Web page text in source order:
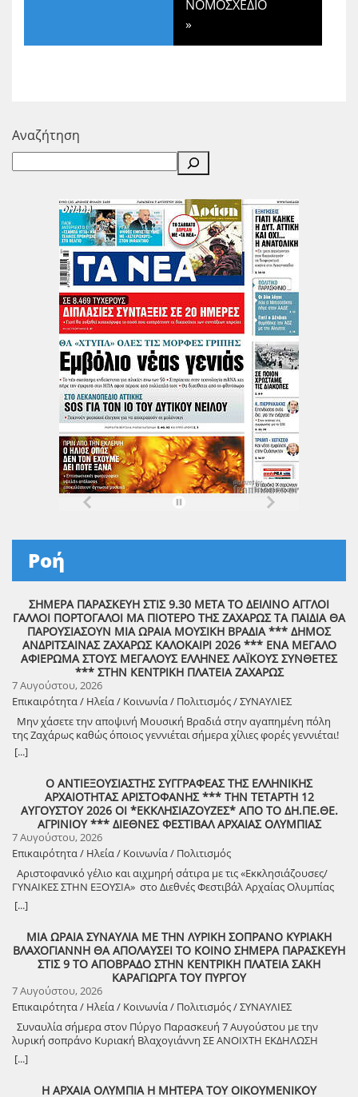
ΝΟΜΟΣΧΕΔΙΟ
»
Αναζήτηση
Ροή
ΣΗΜΕΡΑ ΠΑΡΑΣΚΕΥΗ ΣΤΙΣ 9.30 ΜΕΤΑ ΤΟ ΔΕΙΛΙΝΟ ΑΓΓΛΟΙ
ΓΑΛΛΟΙ ΠΟΡΤΟΓΑΛΟΙ ΜΑ ΠΙΟΤΕΡΟ ΤΗΣ ΖΑΧΑΡΩΣ ΤΑ ΠΑΙΔΙΑ ΘΑ
ΠΑΡΟΥΣΙΑΣΟΥΝ ΜΙΑ ΩΡΑΙΑ ΜΟΥΣΙΚΗ ΒΡΑΔΙΑ *** ΔΗΜΟΣ
ΑΝΔΡΙΤΣΑΙΝΑΣ ΖΑΧΑΡΩΣ ΚΑΛΟΚΑΙΡΙ 2026 *** ΕΝΑ ΜΕΓΑΛΟ
ΑΦΙΕΡΩΜΑ ΣΤΟΥΣ ΜΕΓΑΛΟΥΣ ΕΛΛΗΝΕΣ ΛΑΪΚΟΥΣ ΣΥΝΘΕΤΕΣ
*** ΣΤΗΝ ΚΕΝΤΡΙΚΗ ΠΛΑΤΕΙΑ ΖΑΧΑΡΩΣ
7 Αυγούστου, 2026
Επικαιρότητα / Ηλεία / Κοινωνία / Πολιτισμός / ΣΥΝΑΥΛΙΕΣ
Μην χάσετε την αποψινή Μουσική Βραδιά στην αγαπημένη πόλη
της Ζαχάρως καθώς όποιος γεννιέται σήμερα χίλιες φορές γεννιέται!
[...]
Ο ΑΝΤΙΕΞΟΥΣΙΑΣΤΗΣ ΣΥΓΓΡΑΦΕΑΣ ΤΗΣ ΕΛΛΗΝΙΚΗΣ
ΑΡΧΑΙΟΤΗΤΑΣ ΑΡΙΣΤΟΦΑΝΗΣ *** ΤΗΝ ΤΕΤΑΡΤΗ 12
ΑΥΓΟΥΣΤΟΥ 2026 ΟΙ *ΕΚΚΛΗΣΙΑΖΟΥΖΕΣ* ΑΠΟ ΤΟ ΔΗ.ΠΕ.ΘΕ.
ΑΓΡΙΝΙΟΥ *** ΔΙΕΘΝΕΣ ΦΕΣΤΙΒΑΛ ΑΡΧΑΙΑΣ ΟΛΥΜΠΙΑΣ
7 Αυγούστου, 2026
Επικαιρότητα / Ηλεία / Κοινωνία / Πολιτισμός
Αριστοφανικό γέλιο και αιχμηρή σάτιρα με τις «Εκκλησιάζουσες/
ΓΥΝΑΙΚΕΣ ΣΤΗΝ ΕΞΟΥΣΙΑ» στο Διεθνές Φεστιβάλ Αρχαίας Ολυμπίας
Την Τετάρτη 12 Αυγούστου, στις 21:30, το Διεθνές Φεστιβάλ
Αρχαίας Ολυμπίας παρουσιάζει τις «Εκκλησιάζουσες» του
πολιτική κωμωδία, γεμάτη ευρηματικό χιούμορ και καυστική σάτιρα,
που θέτει διαχρονικά ερωτήματα για την εξουσία, τη δημοκρατία και
την αναζήτηση μιας δικαιότερης κοινωνίας. Τι μπορεί να συμβεί αν
μια μέρα οι γυναίκες αναλάβουν την διακυβέρνηση της χώρας; Την
απάντηση θα ανακαλύψουμε στις ΕΚΚΛΗΣΙΑΖΟΥΣΕΣ, την
ανατρεπτική κωμωδία του Αριστοφάνη, σε μια μουσική παράσταση
γεμάτη φαντασία, χρώμα και ρυθμό που ανεβαίνει με την
σκηνοθετική υπογραφή του Θέμη Μουμουλίδη με τίτλο:
Εκκλησιάζουσες | ΓΥΝΑΙΚΕΣ ΣΤΗΝ ΕΞΟΥΣΙΑ Πρόκειται για μια
πρωτότυπη διασκευή όπου η μουσική κυριαρχεί, συνδυάζοντας
τζαζ ηχόχρωμα και τη σκοτεινιά του καμπαρέ. Δέκα εξαιρετικοί
[...]
ΜΙΑ ΩΡΑΙΑ ΣΥΝΑΥΛΙΑ ΜΕ ΤΗΝ ΛΥΡΙΚΗ ΣΟΠΡΑΝΟ ΚΥΡΙΑΚΗ
ΒΛΑΧΟΓΙΑΝΝΗ ΘΑ ΑΠΟΛΑΥΣΕΙ ΤΟ ΚΟΙΝΟ ΣΗΜΕΡΑ ΠΑΡΑΣΚΕΥΗ
ΣΤΙΣ 9 ΤΟ ΑΠΟΒΡΑΔΟ ΣΤΗΝ ΚΕΝΤΡΙΚΗ ΠΛΑΤΕΙΑ ΣΑΚΗ
ΚΑΡΑΓΙΩΡΓΑ ΤΟΥ ΠΥΡΓΟΥ
7 Αυγούστου, 2026
Επικαιρότητα / Ηλεία / Κοινωνία / Πολιτισμός / ΣΥΝΑΥΛΙΕΣ
Συναυλία σήμερα στον Πύργο Παρασκευή 7 Αυγούστου με την
λυρική σοπράνο Κυριακή Βλαχογιάννη ΣΕ ΑΝΟΙΧΤΗ ΕΚΔΗΛΩΣΗ
ΣΤΗΝ ΠΛΑΤΕΙΑ ΣΑΚΗ ΚΑΡΑΓΙΩΡΓΑ ΣΤΙΣ 9 ΤΟ ΔΕΙΛΙΝΟ Μια
ξεχωριστή μουσική συναυλία θα πραγματοποιήσει ο Δήμος Πύργου
[...]
Η ΑΡΧΑΙΑ ΟΛΥΜΠΙΑ Η ΜΗΤΕΡΑ ΤΟΥ ΟΙΚΟΥΜΕΝΙΚΟΥ